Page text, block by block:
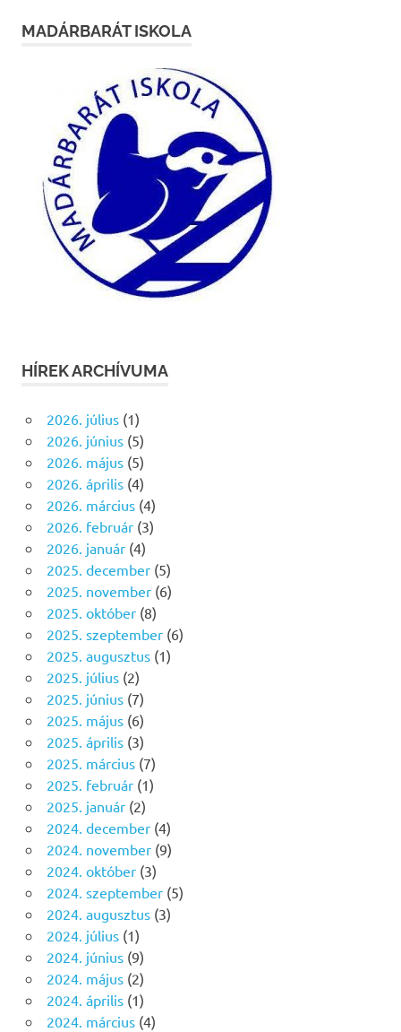
MADÁRBARÁT ISKOLA
HÍREK ARCHÍVUMA
2026. július(1)
2026. június(5)
2026. május(5)
2026. április(4)
2026. március(4)
2026. február(3)
2026. január(4)
2025. december(5)
2025. november(6)
2025. október(8)
2025. szeptember(6)
2025. augusztus(1)
2025. július(2)
2025. június(7)
2025. május(6)
2025. április(3)
2025. március(7)
2025. február(1)
2025. január(2)
2024. december(4)
2024. november(9)
2024. október(3)
2024. szeptember(5)
2024. augusztus(3)
2024. július(1)
2024. június(9)
2024. május(2)
2024. április(1)
2024. március(4)